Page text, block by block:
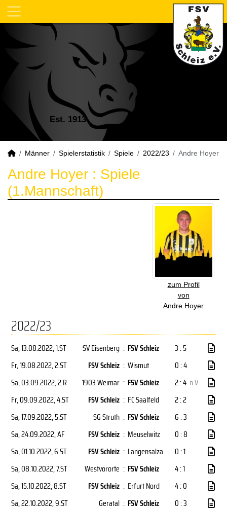
Est. 1913
Männer Spielerstatistik Spiele 2022/23 Andre Hoyer
Andre Hoyer : Spiele
(1.Mannschaft)
zum Profil
von
Andre Hoyer
2022/23
Sa, 13.08.2022, 1.ST SV Eisenberg : FSV Schleiz
3 : 5
Fr, 19.08.2022, 2.ST FSV Schleiz : Wismut
0 : 4
Sa, 03.09.2022, 2.R 1903 Weimar : FSV Schleiz 2 : 4 n.V.
Fr, 09.09.2022, 4.ST FSV Schleiz : FC Saalfeld
2 : 2
Sa, 17.09.2022, 5.ST SG Struth : FSV Schleiz
6 : 3
Sa, 24.09.2022, AF FSV Schleiz : Meuselwitz
0 : 8
Sa, 01.10.2022, 6.ST FSV Schleiz : Langensalza
0 : 1
Sa, 08.10.2022, 7.ST Westvororte : FSV Schleiz
4 : 1
Sa, 15.10.2022, 8.ST FSV Schleiz : Erfurt Nord
4 : 0
Sa, 22.10.2022, 9.ST Geratal : FSV Schleiz
0 : 3